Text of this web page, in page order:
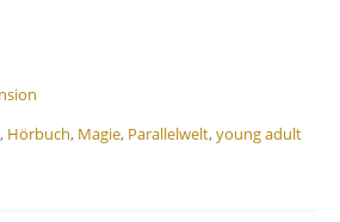
, Hörbuch, Magie, Parallelwelt,young adult